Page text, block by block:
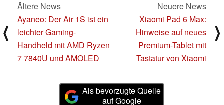
⟨
Ältere News
Ayaneo: Der Air 1S ist ein
leichter Gaming-
Handheld mit AMD Ryzen
7 7840U und AMOLED
Neuere News
Xiaomi Pad 6 Max:
Hinweise auf neues
Premium-Tablet mit
Tastatur von Xiaomi
⟩
Als bevorzugte Quelle
auf Google